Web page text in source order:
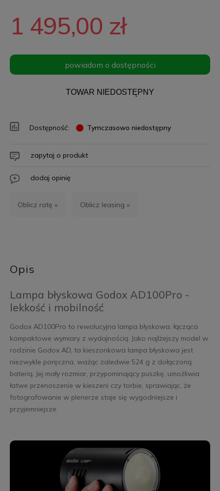
1 495,00 zł
powiadom o dostępności
TOWAR NIEDOSTĘPNY
Dostępność: Tymczasowo niedostępny
zapytaj o produkt
dodaj opinię
Oblicz ratę » Oblicz leasing »
Opis
Lampa błyskowa Godox AD100Pro -
lekkość i mobilność
Godox AD100Pro to rewolucyjna lampa błyskowa, łącząca
kompaktowe wymiary z wydajnością. Jako najlżejszy model w
rodzinie Godox AD, ta kieszonkowa lampa błyskowa jest
niezwykle poręczna, ważąc zaledwie 524 g z dołączoną
baterią. Jej mały rozmiar, przypominający puszkę, umożliwia
łatwe przenoszenie w kieszeni czy torbie, sprawiając, że
fotografowanie w plenerze staje się wygodniejsze i
przyjemniejsze.